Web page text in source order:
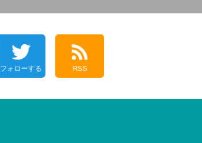
フォローする RSS